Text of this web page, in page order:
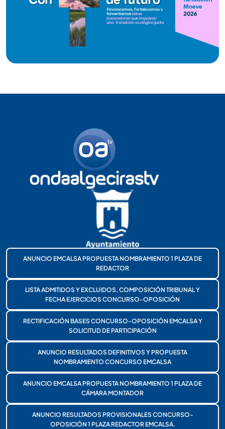
ANUNCIO EMCALSA PROPUESTA NOMBRAMIENTO 1 PLAZA DE
REDACTOR
LISTA ADMITIDOS Y EXCLUIDOS, COMPOSICIÓN TRIBUNAL Y
FECHA EJERCICIOS CONCURSO-OPOSICIÓN
RECTIFICACIÓN BASES CONCURSO-OPOSICIÓN EMCALSA Y
SOLICITUD DE PARTICIPACIÓN
ANUNCIO RESULTADOS DEFINITIVOS Y PROPUESTA
NOMBRAMIENTO CONCURSO EMCALSA
ANUNCIO EMCALSA PROPUESTA NOMBRAMIENTO 1 PLAZA DE
CÁMARA MONTADOR
ANUNCIO RESULTADOS PROVISIONALES CONCURSO-
OPOSICIÓN 1 PLAZA REDACTOR EMCALSA.